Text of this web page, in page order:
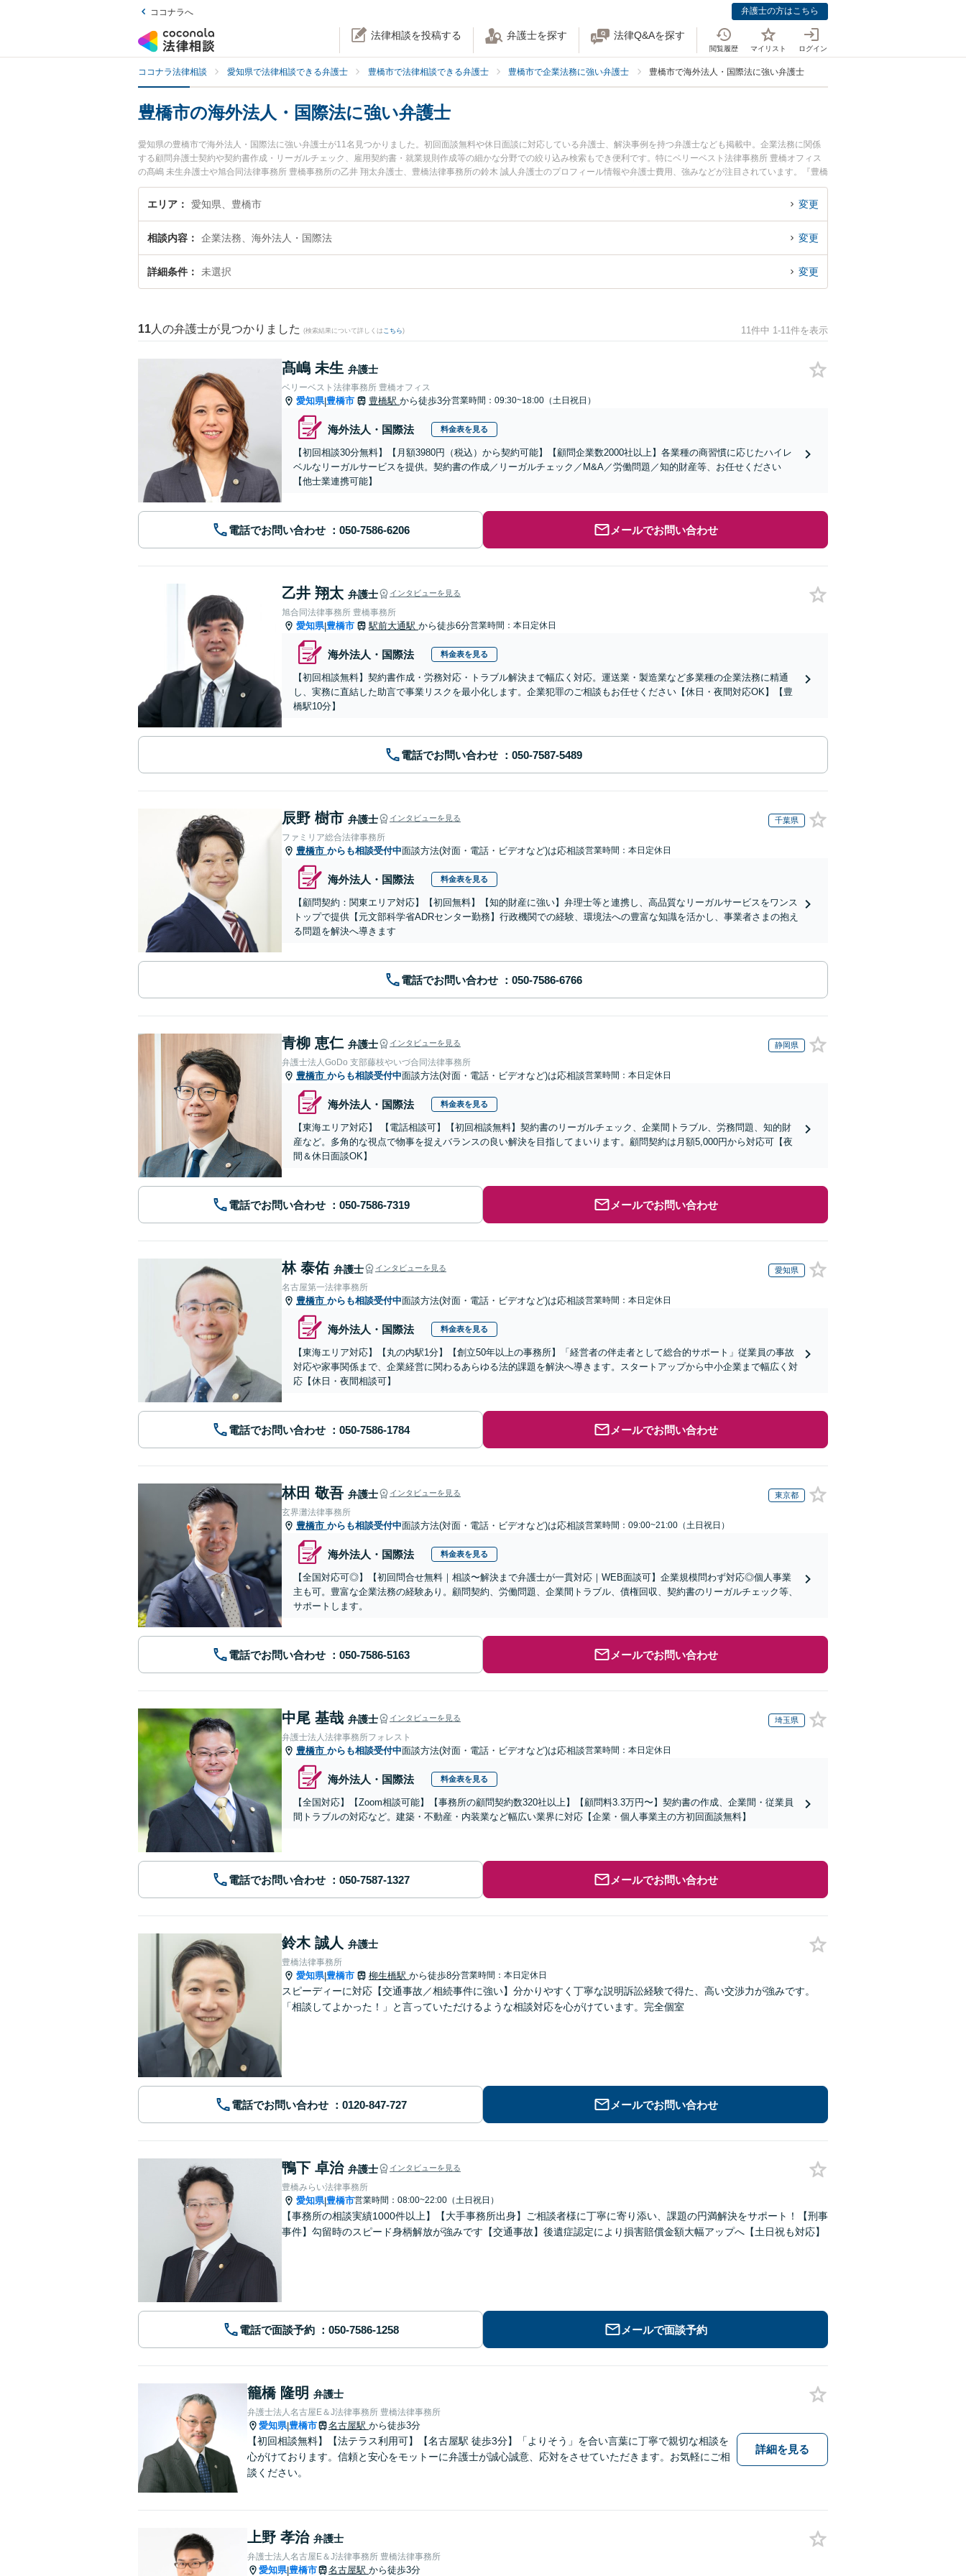
ココナラへ 弁護士の方はこちら
法律相談を投稿する 弁護士を探す 法律Q&Aを探す
閲覧履歴 マイリスト ログイン
ココナラ法律相談 愛知県で法律相談できる弁護士 豊橋市で法律相談できる弁護士 豊橋市で企業法務に強い弁護士 豊橋市で海外法人・国際法に強い弁護士
豊橋市の海外法人・国際法に強い弁護士
愛知県の豊橋市で海外法人・国際法に強い弁護士が11名見つかりました。初回面談無料や休日面談に対応している弁護士、解決事例を持つ弁護士なども掲載中。企業法務に関係
する顧問弁護士契約や契約書作成・リーガルチェック、雇用契約書・就業規則作成等の細かな分野での絞り込み検索もでき便利です。特にベリーベスト法律事務所 豊橋オフィス
の髙嶋 未生弁護士や旭合同法律事務所 豊橋事務所の乙井 翔太弁護士、豊橋法律事務所の鈴木 誠人弁護士のプロフィール情報や弁護士費用、強みなどが注目されています。『豊橋
市で土日や夜間に発生した海外法人・国際法のトラブルを今すぐに弁護士に相談したい』『海外法人・国際法のトラブル解決の実績豊富な近くの弁護士を検索したい』『初回相談
無料で海外法人・国際法を法律相談できる豊橋市内の弁護士に相談予約したい』などでお困りの相談者さんにおすすめです。
エリア 愛知県、豊橋市 変更
相談内容 企業法務、海外法人・国際法 変更
詳細条件 未選択 変更
11 人の弁護士が見つかりました (検索結果について詳しくは こちら) 11件中 1-11件を表示
髙嶋 未生 弁護士
ベリーベスト法律事務所 豊橋オフィス
愛知県|豊橋市 豊橋駅 から徒歩3分営業時間：09:30~18:00（土日祝日）
海外法人・国際法 料金表を見る
【初回相談30分無料】【月額3980円（税込）から契約可能】【顧問企業数2000社以上】各業種の商習慣に応じたハイレ
ベルなリーガルサービスを提供。契約書の作成／リーガルチェック／M&A／労働問題／知的財産等、お任せください
【他士業連携可能】
電話でお問い合わせ メールでお問い合わせ
乙井 翔太 弁護士 インタビューを見る
旭合同法律事務所 豊橋事務所
愛知県|豊橋市 駅前大通駅 から徒歩6分営業時間：本日定休日
海外法人・国際法 料金表を見る
【初回相談無料】契約書作成・労務対応・トラブル解決まで幅広く対応。運送業・製造業など多業種の企業法務に精通
し、実務に直結した助言で事業リスクを最小化します。企業犯罪のご相談もお任せください【休日・夜間対応OK】【豊
橋駅10分】
電話でお問い合わせ
辰野 樹市 弁護士 インタビューを見る 千葉県
ファミリア総合法律事務所
豊橋市 からも相談受付中面談方法(対面・電話・ビデオなど)は応相談営業時間：本日定休日
海外法人・国際法 料金表を見る
【顧問契約：関東エリア対応】【初回無料】【知的財産に強い】弁理士等と連携し、高品質なリーガルサービスをワンス
トップで提供【元文部科学省ADRセンター勤務】行政機関での経験、環境法への豊富な知識を活かし、事業者さまの抱え
る問題を解決へ導きます
電話でお問い合わせ
青柳 恵仁 弁護士 インタビューを見る 静岡県
弁護士法人GoDo 支部藤枝やいづ合同法律事務所
豊橋市 からも相談受付中面談方法(対面・電話・ビデオなど)は応相談営業時間：本日定休日
海外法人・国際法 料金表を見る
【東海エリア対応】 【電話相談可】【初回相談無料】契約書のリーガルチェック、企業間トラブル、労務問題、知的財
産など。多角的な視点で物事を捉えバランスの良い解決を目指してまいります。顧問契約は月額5,000円から対応可【夜
間＆休日面談OK】
電話でお問い合わせ メールでお問い合わせ
林 泰佑 弁護士 インタビューを見る 愛知県
名古屋第一法律事務所
豊橋市 からも相談受付中面談方法(対面・電話・ビデオなど)は応相談営業時間：本日定休日
海外法人・国際法 料金表を見る
【東海エリア対応】【丸の内駅1分】【創立50年以上の事務所】「経営者の伴走者として総合的サポート」従業員の事故
対応や家事関係まで、企業経営に関わるあらゆる法的課題を解決へ導きます。スタートアップから中小企業まで幅広く対
応【休日・夜間相談可】
電話でお問い合わせ メールでお問い合わせ
林田 敬吾 弁護士 インタビューを見る 東京都
玄界灘法律事務所
豊橋市 からも相談受付中面談方法(対面・電話・ビデオなど)は応相談営業時間：09:00~21:00（土日祝日）
海外法人・国際法 料金表を見る
【全国対応可◎】【初回問合せ無料｜相談〜解決まで弁護士が一貫対応｜WEB面談可】企業規模問わず対応◎個人事業
主も可。豊富な企業法務の経験あり。顧問契約、労働問題、企業間トラブル、債権回収、契約書のリーガルチェック等、
サポートします。
電話でお問い合わせ メールでお問い合わせ
中尾 基哉 弁護士 インタビューを見る 埼玉県
弁護士法人法律事務所フォレスト
豊橋市 からも相談受付中面談方法(対面・電話・ビデオなど)は応相談営業時間：本日定休日
海外法人・国際法 料金表を見る
【全国対応】【Zoom相談可能】【事務所の顧問契約数320社以上】【顧問料3.3万円〜】契約書の作成、企業間・従業員
間トラブルの対応など。建築・不動産・内装業など幅広い業界に対応【企業・個人事業主の方初回面談無料】
電話でお問い合わせ メールでお問い合わせ
鈴木 誠人 弁護士
豊橋法律事務所
愛知県|豊橋市 柳生橋駅 から徒歩8分営業時間：本日定休日
スピーディーに対応【交通事故／相続事件に強い】分かりやすく丁寧な説明訴訟経験で得た、高い交渉力が強みです。
「相談してよかった！」と言っていただけるような相談対応を心がけています。完全個室
電話でお問い合わせ メールでお問い合わせ
鴨下 卓治 弁護士 インタビューを見る
豊橋みらい法律事務所
愛知県|豊橋市営業時間：08:00~22:00（土日祝日）
【事務所の相談実績1000件以上】【大手事務所出身】ご相談者様に丁寧に寄り添い、課題の円満解決をサポート！【刑事
事件】勾留時のスピード身柄解放が強みです【交通事故】後遺症認定により損害賠償金額大幅アップへ【土日祝も対応】
電話で面談予約 メールで面談予約
籠橋 隆明 弁護士
弁護士法人名古屋E＆J法律事務所 豊橋法律事務所
愛知県|豊橋市 名古屋駅 から徒歩3分
【初回相談無料】【法テラス利用可】【名古屋駅 徒歩3分】「よりそう」を合い言葉に丁寧で親切な相談を
心がけております。信頼と安心をモットーに弁護士が誠心誠意、応対をさせていただきます。お気軽にご相
談ください。
詳細を見る
上野 孝治 弁護士
弁護士法人名古屋E＆J法律事務所 豊橋法律事務所
愛知県|豊橋市 名古屋駅 から徒歩3分